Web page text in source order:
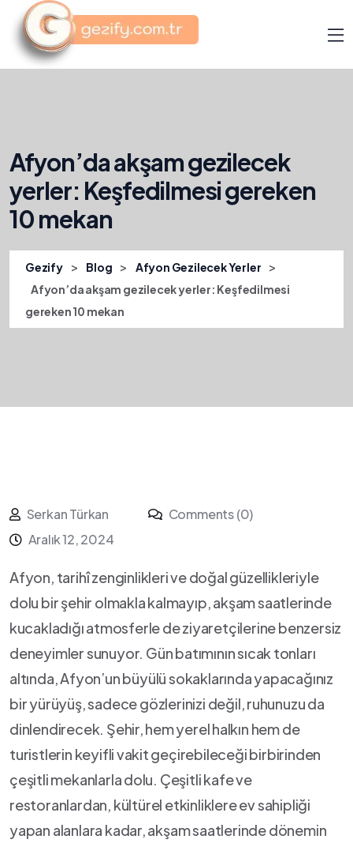
Afyon’da akşam gezilecek
yerler: Keşfedilmesi gereken
10 mekan
Gezify > Blog > Afyon Gezilecek Yerler >
Afyon’da akşam gezilecek yerler: Keşfedilmesi
gereken 10 mekan
Serkan Türkan
Comments (0)
Aralık 12, 2024
Afyon, tarihî zenginlikleri ⁣ve doğal güzellikleriyle
dolu bir şehir olmakla⁤ kalmayıp, akşam‍ saatlerinde
⁣kucakladığı ⁢atmosferle⁢ de ziyaretçilerine benzersiz
deneyimler sunuyor. Gün batımının​ sıcak ⁤tonları
altında,‍ Afyon’un büyülü‍ sokaklarında⁤ yapacağınız
bir yürüyüş, sadece​ gözlerinizi değil,⁢ ruhunuzu da
dinlendirecek. Şehir, ⁢hem⁢ yerel⁢ halkın hem de
turistlerin keyifli ⁤vakit⁣ geçirebileceği ‌birbirinden
çeşitli mekanlarla ⁤dolu. Çeşitli kafe ve
restoranlardan, kültürel etkinliklere ev ‌sahipliği
yapan alanlara ‍kadar,⁤ akşam saatlerinde‍ dönemin